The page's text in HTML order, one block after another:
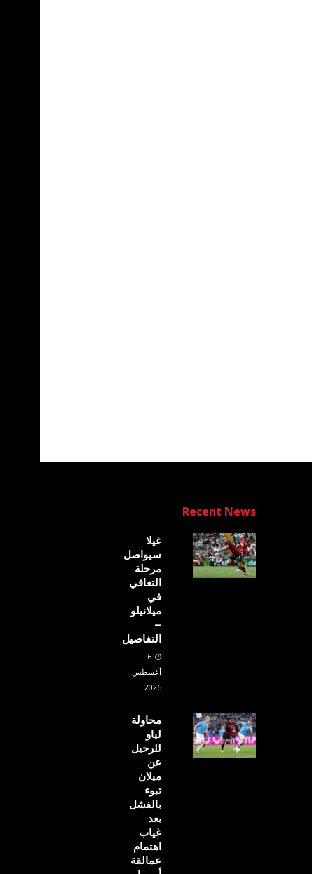
Recent News
غيلا
سيواصل
مرحلة
التعافي
في
ميلانيلو
–
التفاصيل
6
أغسطس
2026
محاولة
لياو
للرحيل
عن
ميلان
تبوء
بالفشل
بعد
غياب
اهتمام
عمالقة